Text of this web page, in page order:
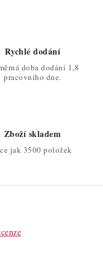
Rychlé dodání
doba dodání 1,8
pracovního dne.
Zboží skladem
jak 3500 položek